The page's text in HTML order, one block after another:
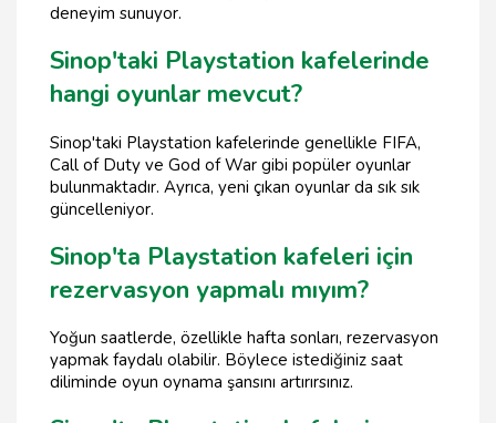
deneyim sunuyor.
Sinop'taki Playstation kafelerinde
hangi oyunlar mevcut?
Sinop'taki Playstation kafelerinde genellikle FIFA,
Call of Duty ve God of War gibi popüler oyunlar
bulunmaktadır. Ayrıca, yeni çıkan oyunlar da sık sık
güncelleniyor.
Sinop'ta Playstation kafeleri için
rezervasyon yapmalı mıyım?
Yoğun saatlerde, özellikle hafta sonları, rezervasyon
yapmak faydalı olabilir. Böylece istediğiniz saat
diliminde oyun oynama şansını artırırsınız.